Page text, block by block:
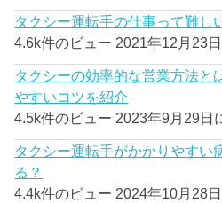
タクシー運転手の仕事って難し
4.6k件のビュー 2021年12月23
タクシーの効率的な営業方法と
やすいコツを紹介
4.5k件のビュー 2023年9月29日
タクシー運転手がかかりやすい
る？
4.4k件のビュー 2024年10月28